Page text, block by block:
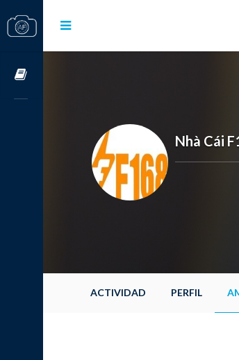
Nhà Cái
ACTIVIDAD PERFIL